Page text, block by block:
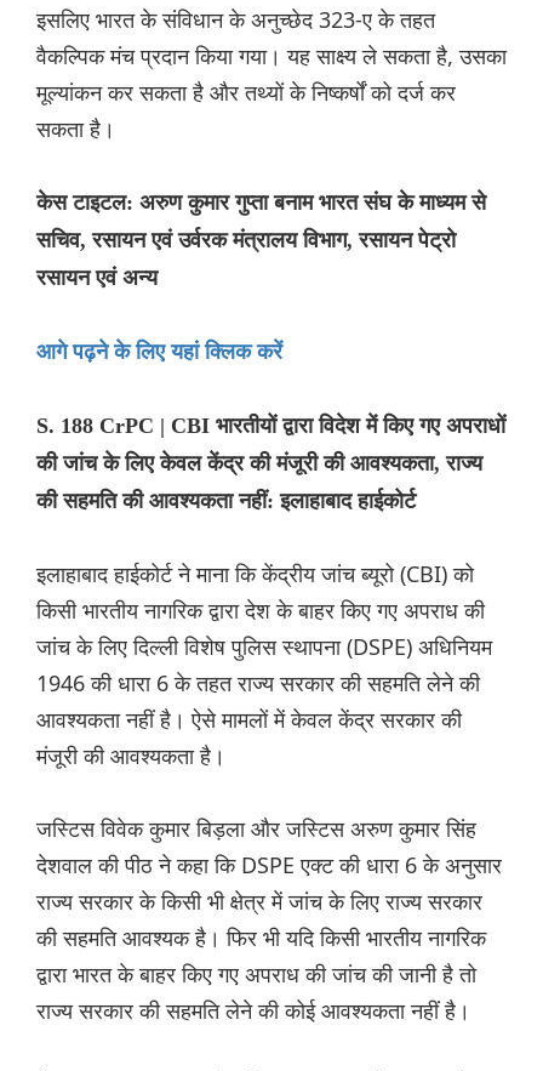
इसलिए भारत के संविधान के अनुच्छेद 323-ए के तहत
वैकल्पिक मंच प्रदान किया गया। यह साक्ष्य ले सकता है, उसका
मूल्यांकन कर सकता है और तथ्यों के निष्कर्षों को दर्ज कर
सकता है।
केस टाइटल: अरुण कुमार गुप्ता बनाम भारत संघ के माध्यम से
सचिव, रसायन एवं उर्वरक मंत्रालय विभाग, रसायन पेट्रो
रसायन एवं अन्य
आगे पढ़ने के लिए यहां क्लिक करें
S. 188 CrPC | CBI भारतीयों द्वारा विदेश में किए गए अपराधों
की जांच के लिए केवल केंद्र की मंजूरी की आवश्यकता, राज्य
की सहमति की आवश्यकता नहीं: इलाहाबाद हाईकोर्ट
इलाहाबाद हाईकोर्ट ने माना कि केंद्रीय जांच ब्यूरो (CBI) को
किसी भारतीय नागरिक द्वारा देश के बाहर किए गए अपराध की
जांच के लिए दिल्ली विशेष पुलिस स्थापना (DSPE) अधिनियम
1946 की धारा 6 के तहत राज्य सरकार की सहमति लेने की
आवश्यकता नहीं है। ऐसे मामलों में केवल केंद्र सरकार की
मंजूरी की आवश्यकता है।
जस्टिस विवेक कुमार बिड़ला और जस्टिस अरुण कुमार सिंह
देशवाल की पीठ ने कहा कि DSPE एक्ट की धारा 6 के अनुसार
राज्य सरकार के किसी भी क्षेत्र में जांच के लिए राज्य सरकार
की सहमति आवश्यक है। फिर भी यदि किसी भारतीय नागरिक
द्वारा भारत के बाहर किए गए अपराध की जांच की जानी है तो
राज्य सरकार की सहमति लेने की कोई आवश्यकता नहीं है।